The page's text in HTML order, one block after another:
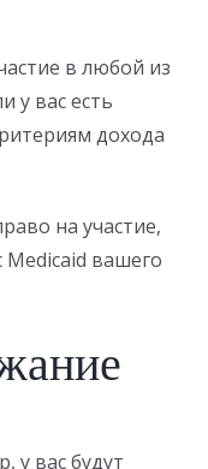
в любой из
у вас есть
дохода
на участие,
Medicaid вашего
у вас будут